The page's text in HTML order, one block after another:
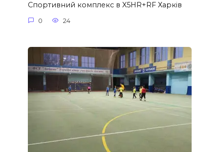
Спортивний комплекс в X5HR+RF Харків
0 24